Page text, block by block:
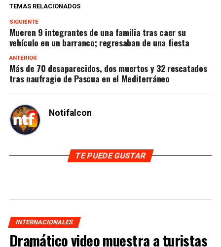
TEMAS RELACIONADOS
SIGUIENTE
Mueren 9 integrantes de una familia tras caer su
vehículo en un barranco; regresaban de una fiesta
ANTERIOR
Más de 70 desaparecidos, dos muertos y 32 rescatados
tras naufragio de Pascua en el Mediterráneo
Notifalcon
TE PUEDE GUSTAR
INTERNACIONALES
Dramático video muestra a turistas